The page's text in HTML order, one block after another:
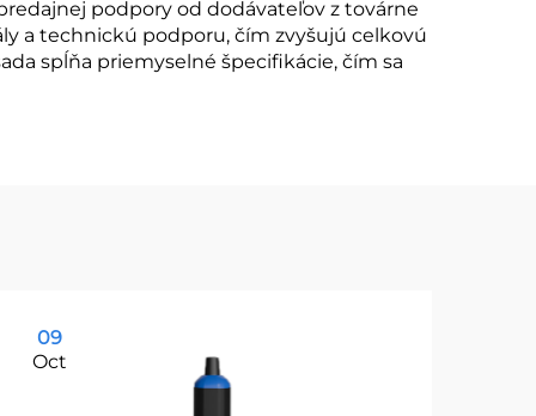
podpory od dodávateľov z továrne
a technickú podporu, čím zvyšujú celkovú
spĺňa priemyselné špecifikácie, čím sa
09
Oct